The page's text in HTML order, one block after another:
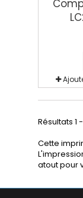
Résultats 1
Cette
atout pour